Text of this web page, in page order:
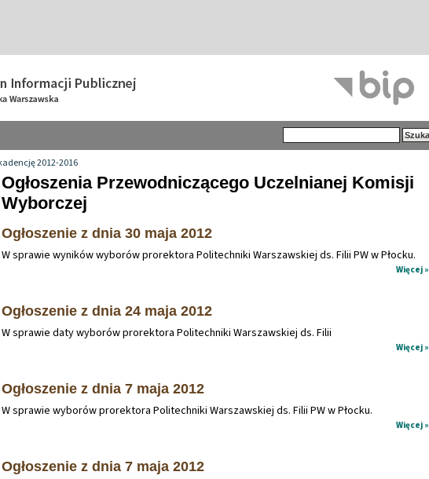
2012-2016
Ogłoszenia Przewodniczącego Uczelnianej Komisji
Wyborczej
Ogłoszenie z dnia 30 maja 2012
W sprawie wyników wyborów prorektora Politechniki Warszawskiej ds. Filii PW w Płocku.
Więcej »
Ogłoszenie z dnia 24 maja 2012
W sprawie daty wyborów prorektora Politechniki Warszawskiej ds. Filii
Więcej »
Ogłoszenie z dnia 7 maja 2012
W sprawie wyborów prorektora Politechniki Warszawskiej ds. Filii PW w Płocku.
Więcej »
Ogłoszenie z dnia 7 maja 2012